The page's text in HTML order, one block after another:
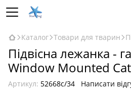
Каталог Товари для тварин
Підвісна лежанка -
Window Mounted
Артикул: 52668c/34 Написати